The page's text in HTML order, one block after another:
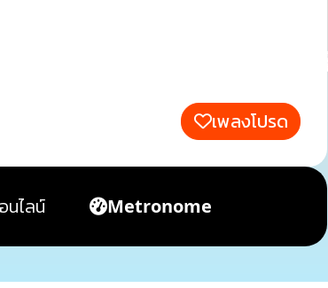
เพลงโปรด
นไลน์ Metronome